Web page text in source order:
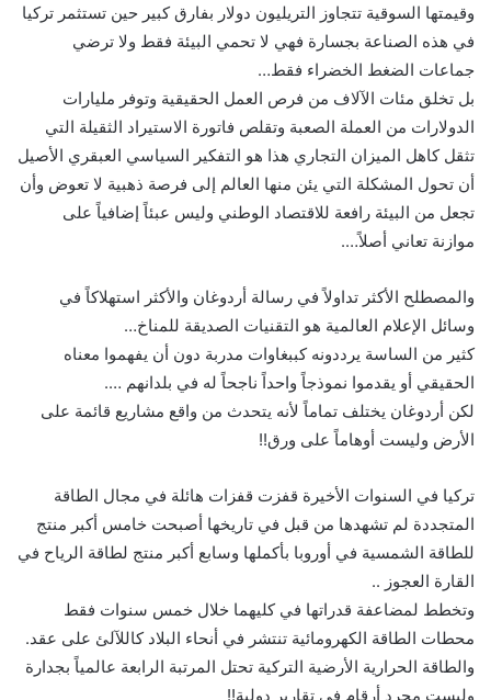
وقيمتها السوقية تتجاوز التريليون دولار بفارق كبير حين تستثمر تركيا
في هذه الصناعة بجسارة فهي لا تحمي البيئة فقط ولا ترضي
جماعات الضغط الخضراء فقط…
بل تخلق مئات الآلاف من فرص العمل الحقيقية وتوفر مليارات
الدولارات من العملة الصعبة وتقلص فاتورة الاستيراد الثقيلة التي
تثقل كاهل الميزان التجاري هذا هو التفكير السياسي العبقري الأصيل
أن تحول المشكلة التي يئن منها العالم إلى فرصة ذهبية لا تعوض وأن
تجعل من البيئة رافعة للاقتصاد الوطني وليس عبئاً إضافياً على
موازنة تعاني أصلاً….
والمصطلح الأكثر تداولاً في رسالة أردوغان والأكثر استهلاكاً في
وسائل الإعلام العالمية هو التقنيات الصديقة للمناخ…
كثير من الساسة يرددونه كببغاوات مدربة دون أن يفهموا معناه
الحقيقي أو يقدموا نموذجاً واحداً ناجحاً له في بلدانهم ….
لكن أردوغان يختلف تماماً لأنه يتحدث من واقع مشاريع قائمة على
الأرض وليست أوهاماً على ورق!!
تركيا في السنوات الأخيرة قفزت قفزات هائلة في مجال الطاقة
المتجددة لم تشهدها من قبل في تاريخها أصبحت خامس أكبر منتج
للطاقة الشمسية في أوروبا بأكملها وسابع أكبر منتج لطاقة الرياح في
القارة العجوز ..
وتخطط لمضاعفة قدراتها في كليهما خلال خمس سنوات فقط
محطات الطاقة الكهرومائية تنتشر في أنحاء البلاد كاللآلئ على عقد.
والطاقة الحرارية الأرضية التركية تحتل المرتبة الرابعة عالمياً بجدارة
وليست مجرد أرقام في تقارير دولية!!